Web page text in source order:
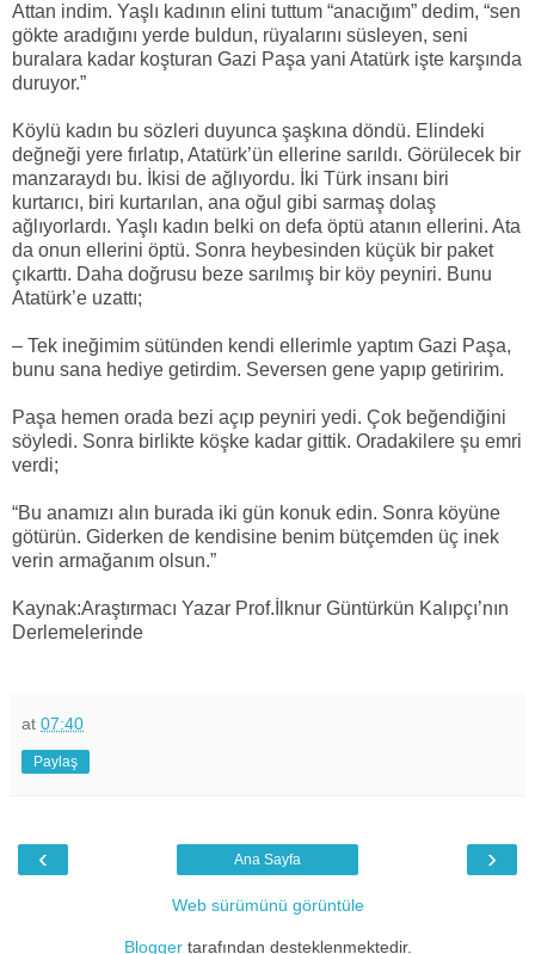
Attan indim. Yaşlı kadının elini tuttum “anacığım” dedim, “sen
gökte aradığını yerde buldun, rüyalarını süsleyen, seni
buralara kadar koşturan Gazi Paşa yani Atatürk işte karşında
duruyor.”
Köylü kadın bu sözleri duyunca şaşkına döndü. Elindeki
değneği yere fırlatıp, Atatürk’ün ellerine sarıldı. Görülecek bir
manzaraydı bu. İkisi de ağlıyordu. İki Türk insanı biri
kurtarıcı, biri kurtarılan, ana oğul gibi sarmaş dolaş
ağlıyorlardı. Yaşlı kadın belki on defa öptü atanın ellerini. Ata
da onun ellerini öptü. Sonra heybesinden küçük bir paket
çıkarttı. Daha doğrusu beze sarılmış bir köy peyniri. Bunu
Atatürk’e uzattı;
– Tek ineğimim sütünden kendi ellerimle yaptım Gazi Paşa,
bunu sana hediye getirdim. Seversen gene yapıp getiririm.
Paşa hemen orada bezi açıp peyniri yedi. Çok beğendiğini
söyledi. Sonra birlikte köşke kadar gittik. Oradakilere şu emri
verdi;
“Bu anamızı alın burada iki gün konuk edin. Sonra köyüne
götürün. Giderken de kendisine benim bütçemden üç inek
verin armağanım olsun.”
Kaynak:Araştırmacı Yazar Prof.İlknur Güntürkün Kalıpçı’nın
Derlemelerinde
at 07:40
Paylaş
‹ ›
Ana Sayfa
Web sürümünü görüntüle
Bloggertarafından desteklenmektedir.